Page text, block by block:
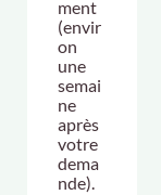
ment
(envir
on
une
semai
ne
après
votre
dema
nde).